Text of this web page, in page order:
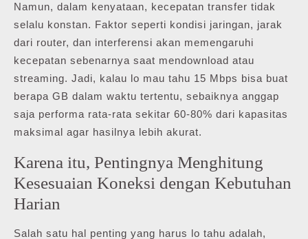
Namun, dalam kenyataan, kecepatan transfer tidak
selalu konstan. Faktor seperti kondisi jaringan, jarak
dari router, dan interferensi akan memengaruhi
kecepatan sebenarnya saat mendownload atau
streaming. Jadi, kalau lo mau tahu 15 Mbps bisa buat
berapa GB dalam waktu tertentu, sebaiknya anggap
saja performa rata-rata sekitar 60-80% dari kapasitas
maksimal agar hasilnya lebih akurat.
Karena itu, Pentingnya Menghitung
Kesesuaian Koneksi dengan Kebutuhan
Harian
Salah satu hal penting yang harus lo tahu adalah,